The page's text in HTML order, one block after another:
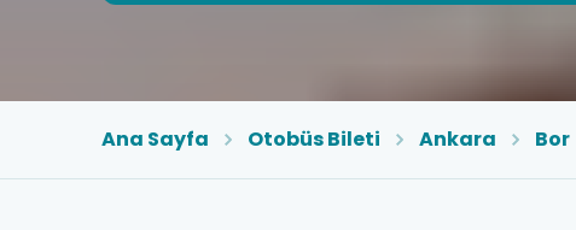
Ana Sayfa Otobüs Bileti Ankara Bor